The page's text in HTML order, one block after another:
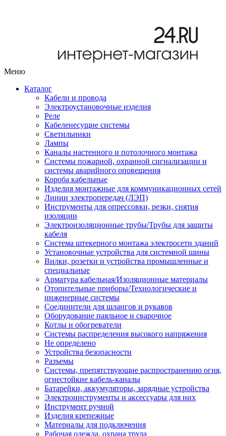
Меню
Каталог
Кабели и провода
Электроустановочные изделия
Реле
Кабеленесущие системы
Светильники
Лампы
Каналы настенного и потолочного монтажа
Системы пожарной, охранной сигнализации и
системы аварийного оповещения
Короба кабельные
Изделия монтажные для коммуникационных сетей
Линии электропередач (ЛЭП)
Инструменты для опрессовки, резки, снятия
изоляции
Электроизоляционные трубы/Трубы для защиты
кабеля
Система штекерного монтажа электросети зданий
Установочные устройства для системной шины
Вилки, розетки и устройства промышленные и
специальные
Арматура кабельная/Изоляционные материалы
Отопительные приборы/Технологические и
инженерные системы
Соединители для шлангов и рукавов
Оборудование паяльное и сварочное
Котлы и обогреватели
Системы распределения высокого напряжения
Не определено
Устройства безопасности
Разъемы
Системы, препятствующие распространению огня,
огнестойкие кабель-каналы
Батарейки, аккумуляторы, зарядные устройства
Электроинструменты и аксессуары для них
Инструмент ручной
Изделия крепежные
Материалы для подключения
Рабочая одежда, охрана труда